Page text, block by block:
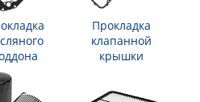
Прокладка
клапанной
крышки